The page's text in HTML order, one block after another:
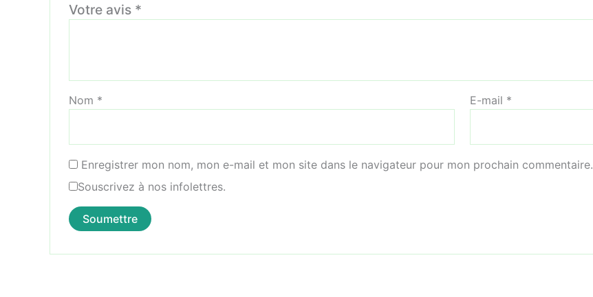
Votre avis *
Nom * E-mail *
Enregistrer mon nom, mon e-mail et mon site dans le navigateur pour mon prochain commentaire.
Souscrivez à nos infolettres.